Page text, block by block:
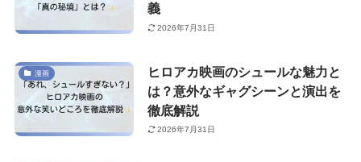
義
2026年7月31日
漫画
ヒロアカ映画のシュールな魅力と
は？意外なギャグシーンと演出を
徹底解説
2026年7月31日